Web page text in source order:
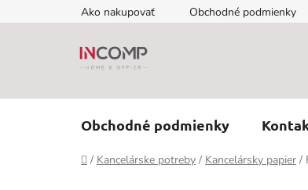
na
Ako nakupovať Obchodné podmienky
Obchodné podmienky
Domov
/ Kancelárske potreby / Kancelársky papier /